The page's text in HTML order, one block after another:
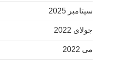
سپتامبر 2025
جولای 2022
می 2022